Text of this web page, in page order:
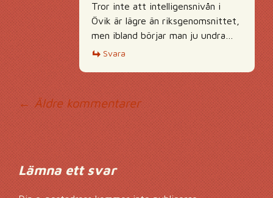
Tror inte att intelligensnivån i
Övik är lägre än riksgenomsnittet,
men ibland börjar man ju undra…
Svara
← Äldre kommentarer
Lämna ett svar